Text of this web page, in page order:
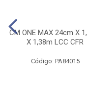
CM ONE MAX 24cm X
X 1,38m LCC CFR
Código: PA84015